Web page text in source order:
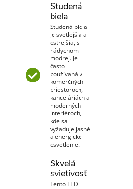
Studená
biela
Studená biela
je svetlejšia a
ostrejšia, s
nádychom
modrej. Je
často
používaná v
komerčných
priestoroch,
kanceláriách a
moderných
interiéroch,
kde sa
vyžaduje jasné
a energické
osvetlenie.
Skvelá
svietivosť
Tento LED